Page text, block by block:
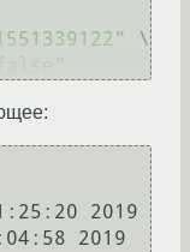
\
2019
2019